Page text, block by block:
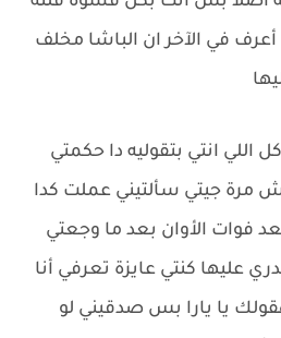
في الآخر ان الباشا مخلف
اللي انتي بتقوليه دا حكمتي
مرة جيتي سألتيني عملت كدا
فوات الأوان بعد ما وجعتي
عليها كنتي عايزة تعرفي أنا
يا يارا بس صدقيني لو